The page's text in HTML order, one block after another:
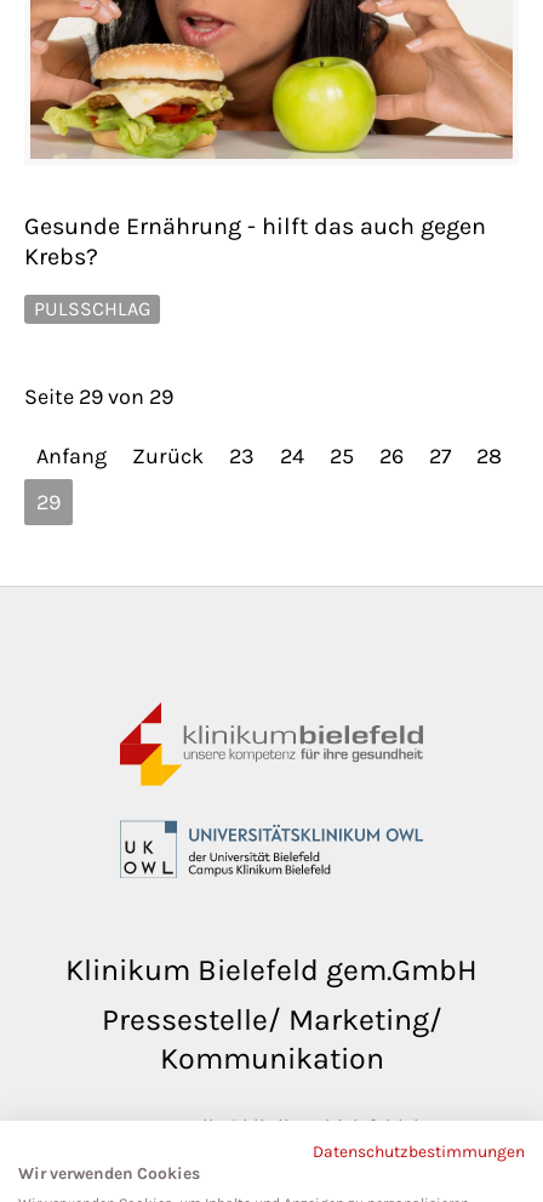
Gesunde Ernährung - hilft das auch gegen
Krebs?
PULSSCHLAG
Seite 29 von 29
Anfang Zurück 23 24 25 26 27
28
29
Klinikum Bielefeld gem.GmbH
Pressestelle/ Marketing/
Kommunikation
pressestelle@klinikumbielefeld.de
Teutoburger Str. 50
Datenschutzbestimmungen
Wir verwenden Cookies